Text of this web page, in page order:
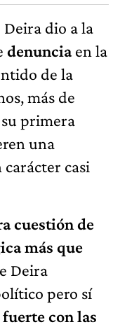
dio a la
denunciaen la
de la
más de
primera
una
casi
cuestión de
más que
Deira
pero sí
con las